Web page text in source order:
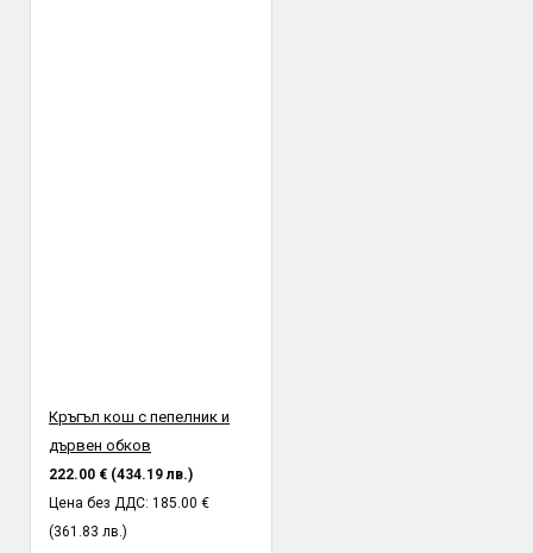
Кръгъл кош с пепелник и
дървен обков
222.00 € (434.19 лв.)
Цена без ДДС: 185.00 €
(361.83 лв.)